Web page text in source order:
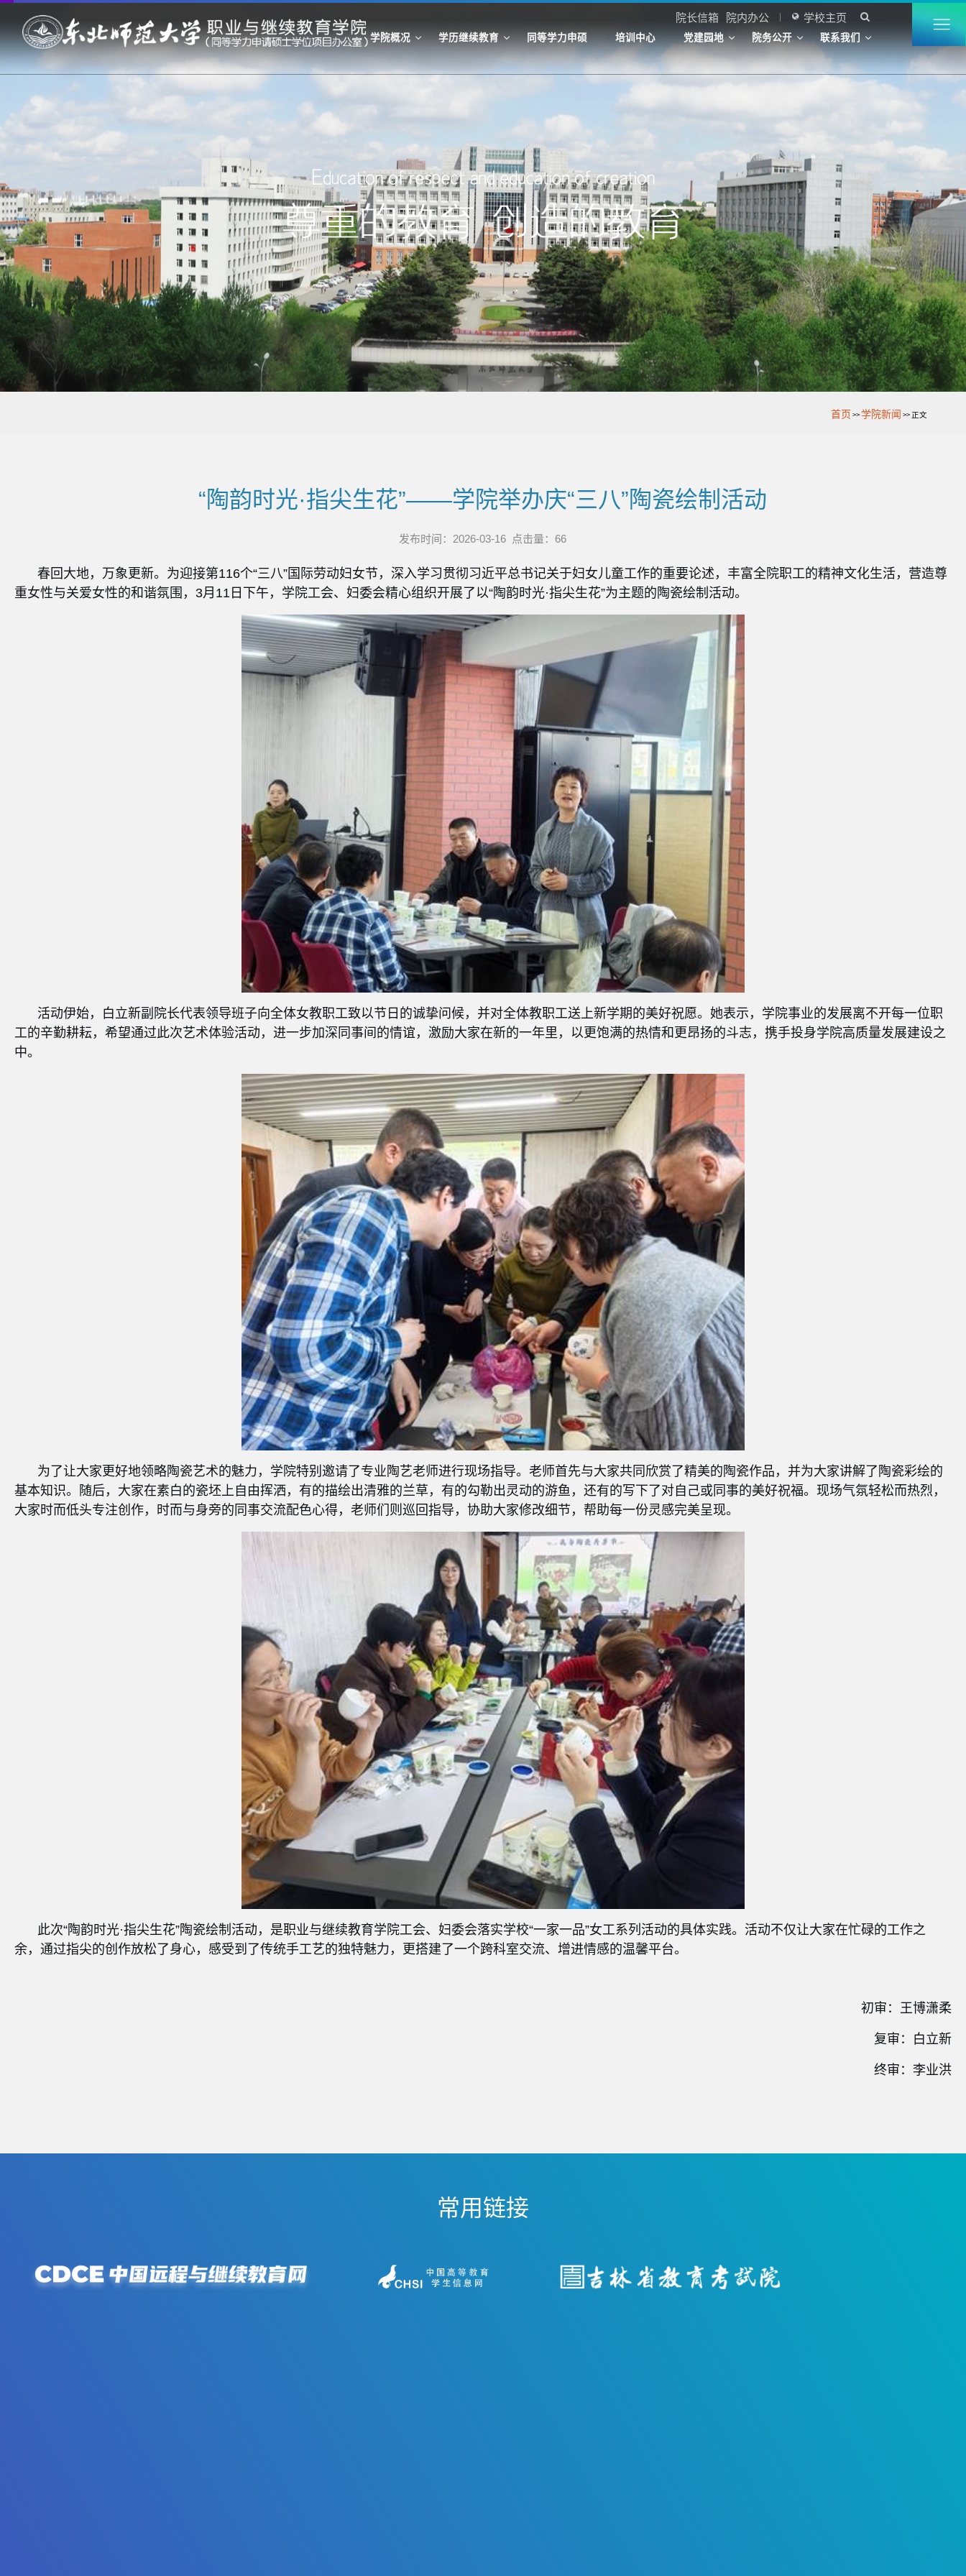
院长信箱 院内办公  学校主页 
学院概况 学历继续教育 同等学力申硕 培训中心 党建园地 院务公开 联系我们
首页 >>学院新闻 >> 正文
“陶韵时光·指尖生花”——学院举办庆“三八”陶瓷绘制活动
发布时间：2026-03-16 点击量：66
春回大地，万象更新。为迎接第116个“三八”国际劳动妇女节，深入学习贯彻习近平总书记关于妇女儿童工作的重要论述，丰富全院职工的精神文化生活，营造尊
重女性与关爱女性的和谐氛围，3月11日下午，学院工会、妇委会精心组织开展了以“陶韵时光·指尖生花”为主题的陶瓷绘制活动。
活动伊始，白立新副院长代表领导班子向全体女教职工致以节日的诚挚问候，并对全体教职工送上新学期的美好祝愿。她表示，学院事业的发展离不开每一位职
工的辛勤耕耘，希望通过此次艺术体验活动，进一步加深同事间的情谊，激励大家在新的一年里，以更饱满的热情和更昂扬的斗志，携手投身学院高质量发展建设之
中。
为了让大家更好地领略陶瓷艺术的魅力，学院特别邀请了专业陶艺老师进行现场指导。老师首先与大家共同欣赏了精美的陶瓷作品，并为大家讲解了陶瓷彩绘的
基本知识。随后，大家在素白的瓷坯上自由挥洒，有的描绘出清雅的兰草，有的勾勒出灵动的游鱼，还有的写下了对自己或同事的美好祝福。现场气氛轻松而热烈，
大家时而低头专注创作，时而与身旁的同事交流配色心得，老师们则巡回指导，协助大家修改细节，帮助每一份灵感完美呈现。
此次“陶韵时光·指尖生花”陶瓷绘制活动，是职业与继续教育学院工会、妇委会落实学校“一家一品”女工系列活动的具体实践。活动不仅让大家在忙碌的工作之
余，通过指尖的创作放松了身心，感受到了传统手工艺的独特魅力，更搭建了一个跨科室交流、增进情感的温馨平台。
初审：王博潇柔
复审：白立新
终审：李业洪
常用链接